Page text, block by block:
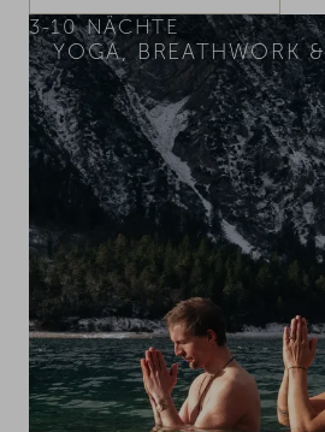
YOGA, BREATHWORK
3-10NÄCHTE